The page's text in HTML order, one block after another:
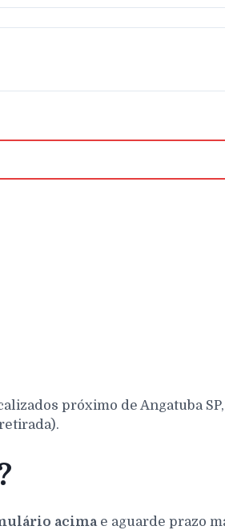
próximo de Angatuba
acima e aguarde prazo